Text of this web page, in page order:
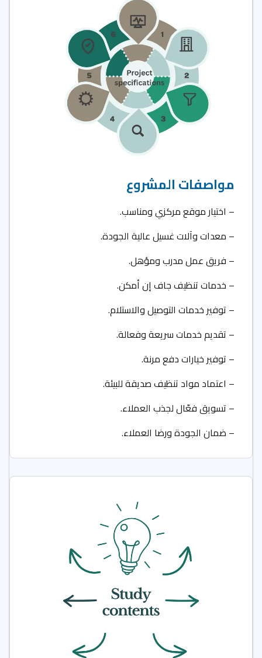
مواصفات المشروع
– اختيار موقع مركزي ومناسب.
– معدات وآلات غسيل عالية الجودة.
– فريق عمل مدرب ومؤهل.
– خدمات تنظيف جاف إن أمكن.
– توفير خدمات التوصيل والاستلام.
– تقديم خدمات سريعة وفعالة.
– توفير خيارات دفع مرنة.
– اعتماد مواد تنظيف صديقة للبيئة.
– تسويق فعّال لجذب العملاء.
– ضمان الجودة ورضا العملاء.